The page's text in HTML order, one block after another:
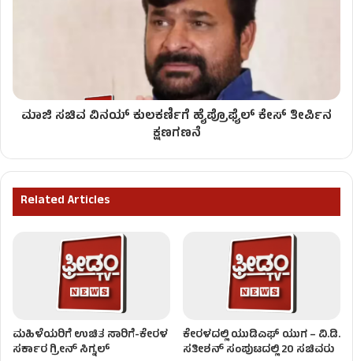
ಮಾಜಿ ಸಚಿವ ವಿನಯ್ ಕುಲಕರ್ಣಿಗೆ ಹೈಪ್ರೊಫೈಲ್‌ ಕೇಸ್‌ ತೀರ್ಪಿನ
ಕ್ಷಣಗಣನೆ
Related Articles
ಮಹಿಳೆಯರಿಗೆ ಉಚಿತ ಸಾರಿಗೆ-ಕೇರಳ
ಸರ್ಕಾರ ಗ್ರೀನ್ ಸಿಗ್ನಲ್
ಕೇರಳದಲ್ಲಿ ಯುಡಿಎಫ್ ಯುಗ – ವಿ.ಡಿ.
ಸತೀಶನ್ ಸಂಪುಟದಲ್ಲಿ 20 ಸಚಿವರು